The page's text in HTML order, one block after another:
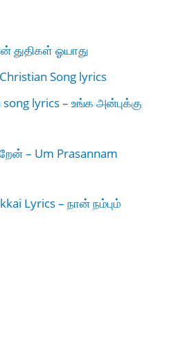
துதிகள் ஓயாது
Song lyrics
lyrics – உங்க அன்புக்கு
– Um Prasannam
Lyrics – நான் நம்பும்